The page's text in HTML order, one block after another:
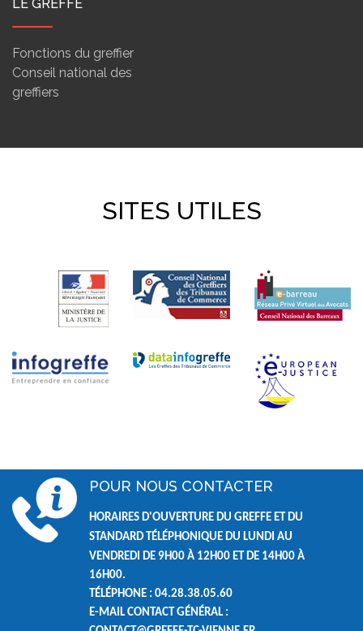
LE GREFFE
Fonctions du greffier
Conseil national des
greffiers
SITES UTILES
POUR NOUS CONTACTER
HORAIRES D'OUVERTURE DU GREFFE ET DU
STANDARD TÉLÉPHONIQUE DU LUNDI AU
VENDREDI DE 9H00 À 12H00 ET DE 14H00 À
16H00.
TÉLÉPHONE : 04.28.38.05.60
E-MAIL CONTACT GÉNÉRAL :